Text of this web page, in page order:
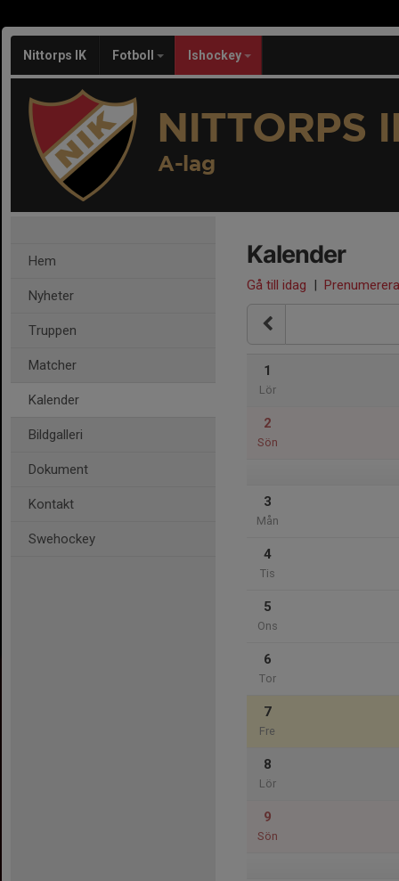
Nittorps IK Fotboll Ishockey
NITTORPS
A-lag
Hem
Nyheter
Truppen
Matcher
Kalender
Bildgalleri
Dokument
Kontakt
Swehockey
Kalender
Gå till idag | Prenumerera
1
Lör
2
Sön
3
Mån
4
Tis
5
Ons
6
Tor
7
Fre
8
Lör
9
Sön